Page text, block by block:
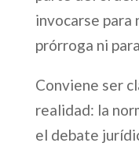
invocarse para
prórroga ni
Conviene ser
realidad: la
el debate